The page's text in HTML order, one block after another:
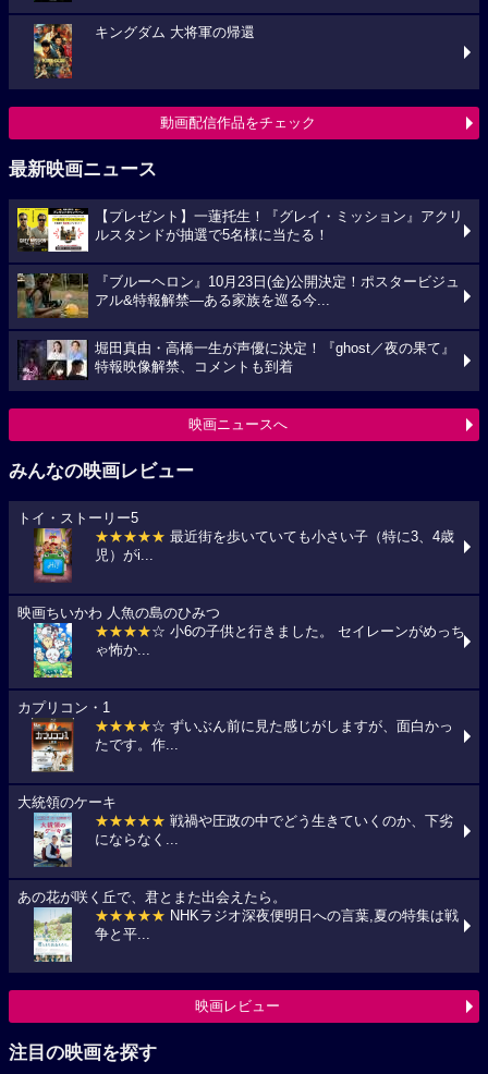
キングダム 大将軍の帰還
動画配信作品をチェック
最新映画ニュース
【プレゼント】一蓮托生！『グレイ・ミッション』アクリ
ルスタンドが抽選で5名様に当たる！
『ブルーヘロン』10月23日(金)公開決定！ポスタービジュ
アル&特報解禁―ある家族を巡る今...
堀田真由・高橋一生が声優に決定！『ghost／夜の果て』
特報映像解禁、コメントも到着
映画ニュースへ
みんなの映画レビュー
トイ・ストーリー5
★★★★★ 最近街を歩いていても小さい子（特に3、4歳
児）がi...
映画ちいかわ 人魚の島のひみつ
★★★★☆ 小6の子供と行きました。 セイレーンがめっち
ゃ怖か...
カプリコン・1
★★★★☆ ずいぶん前に見た感じがしますが、面白かっ
たです。作...
大統領のケーキ
★★★★★ 戦禍や圧政の中でどう生きていくのか、下劣
にならなく...
あの花が咲く丘で、君とまた出会えたら。
★★★★★ NHKラジオ深夜便明日への言葉,夏の特集は戦
争と平...
映画レビュー
注目の映画を探す